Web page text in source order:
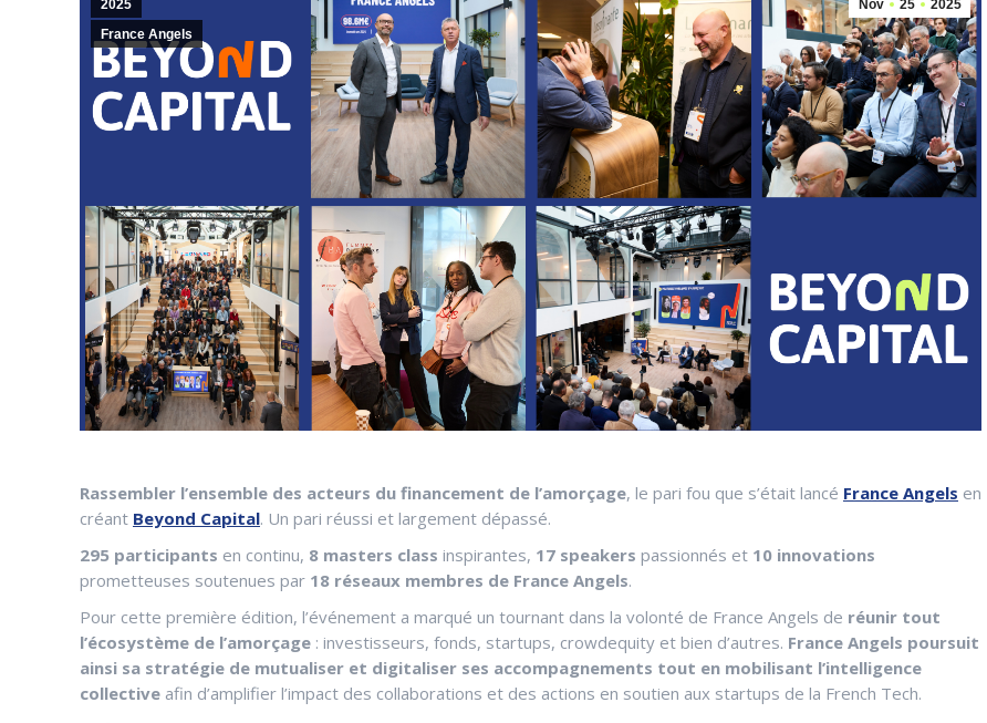
Nov 25 2025
2025
France Angels
Rassembler l’ensemble des acteurs du financement de l’amorçage, le pari fou que s’était lancé France Angels en
créant Beyond Capital. Un pari réussi et largement dépassé.
295 participants en continu, 8 masters class inspirantes, 17 speakers passionnés et 10 innovations
prometteuses soutenues par 18 réseaux membres de France Angels.
Pour cette première édition, l’événement a marqué un tournant dans la volonté de France Angels de réunir tout
l’écosystème de l’amorçage : investisseurs, fonds, startups, crowdequity et bien d’autres. France Angels poursuit
ainsi sa stratégie de mutualiser et digitaliser ses accompagnements tout en mobilisant l’intelligence
collective afin d’amplifier l’impact des collaborations et des actions en soutien aux startups de la French Tech.